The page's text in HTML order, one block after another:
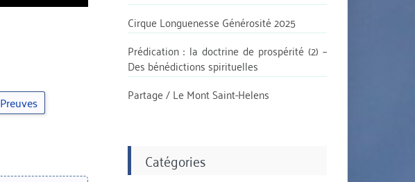
Preuves
Cirque Longuenesse Générosité 2025
Prédication : la doctrine de prospérité (2) –
Des bénédictions spirituelles
Partage / Le Mont Saint-Helens
Catégories